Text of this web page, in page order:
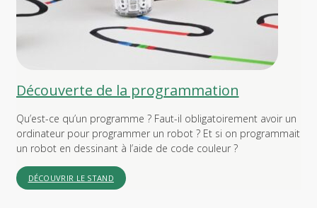
Découverte de la programmation
Qu’est-ce qu’un programme ? Faut-il obligatoirement avoir un
ordinateur pour programmer un robot ? Et si on programmait
un robot en dessinant à l’aide de code couleur ?
DÉCOUVRIR LE STAND